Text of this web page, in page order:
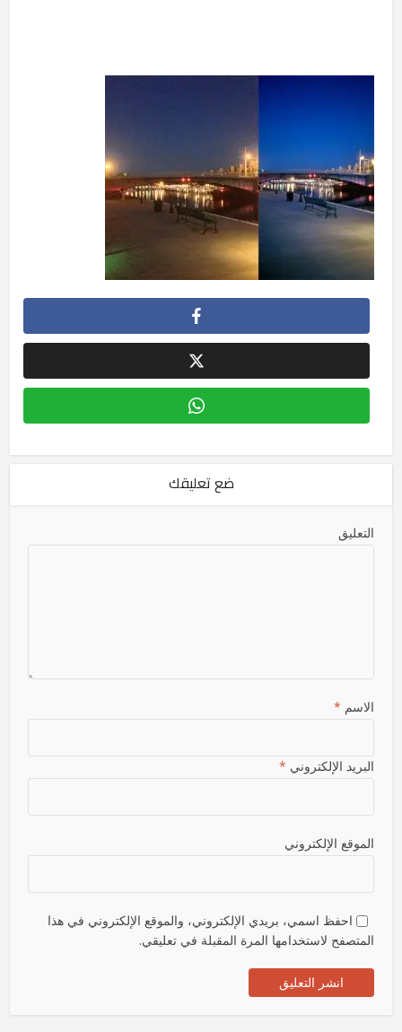
ضع تعليقك
التعليق
الاسم *
البريد الإلكتروني *
الموقع الإلكتروني
احفظ اسمي، بريدي الإلكتروني، والموقع الإلكتروني في هذا
المتصفح لاستخدامها المرة المقبلة في تعليقي.